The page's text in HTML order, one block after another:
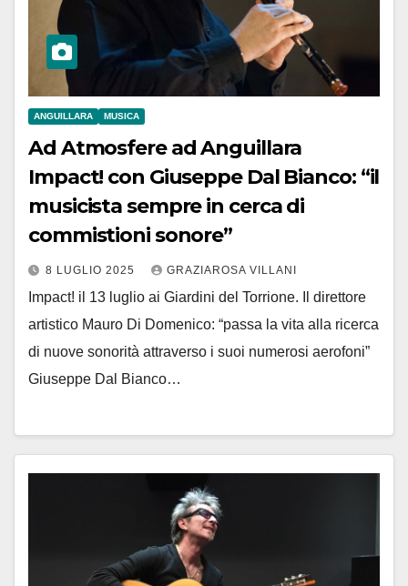
ANGUILLARA MUSICA
Ad Atmosfere ad Anguillara
Impact! con Giuseppe Dal Bianco: “il
musicista sempre in cerca di
commistioni sonore”
8 LUGLIO 2025 GRAZIAROSA VILLANI
Impact! il 13 luglio ai Giardini del Torrione. Il direttore
artistico Mauro Di Domenico: “passa la vita alla ricerca
di nuove sonorità attraverso i suoi numerosi aerofoni”
Giuseppe Dal Bianco…